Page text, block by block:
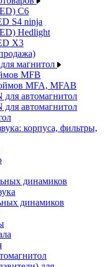
C6
S4 ninja
Hedlight
X3
магнитол
MFB
MFA, MFAB
автомагнитол
автомагнитол
корпуса, фильтры,
динамиков
динамиков